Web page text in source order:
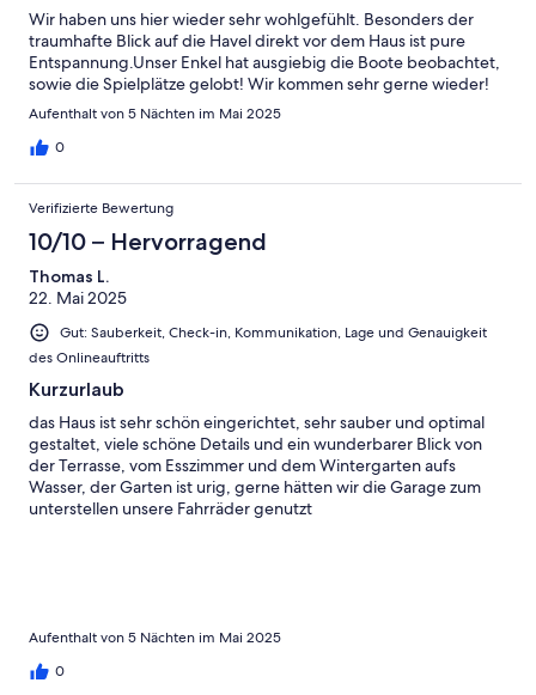
Wir haben uns hier wieder sehr wohlgefühlt. Besonders der
traumhafte Blick auf die Havel direkt vor dem Haus ist pure
Entspannung.Unser Enkel hat ausgiebig die Boote beobachtet,
sowie die Spielplätze gelobt! Wir kommen sehr gerne wieder!
Aufenthalt von 5 Nächten im Mai 2025
0
Verifizierte Bewertung
10/10 – Hervorragend
Thomas L.
22. Mai 2025
Gut: Sauberkeit, Check-in, Kommunikation, Lage und Genauigkeit
des Onlineauftritts
Kurzurlaub
das Haus ist sehr schön eingerichtet, sehr sauber und optimal
gestaltet, viele schöne Details und ein wunderbarer Blick von
der Terrasse, vom Esszimmer und dem Wintergarten aufs
Wasser, der Garten ist urig, gerne hätten wir die Garage zum
unterstellen unsere Fahrräder genutzt
Aufenthalt von 5 Nächten im Mai 2025
0